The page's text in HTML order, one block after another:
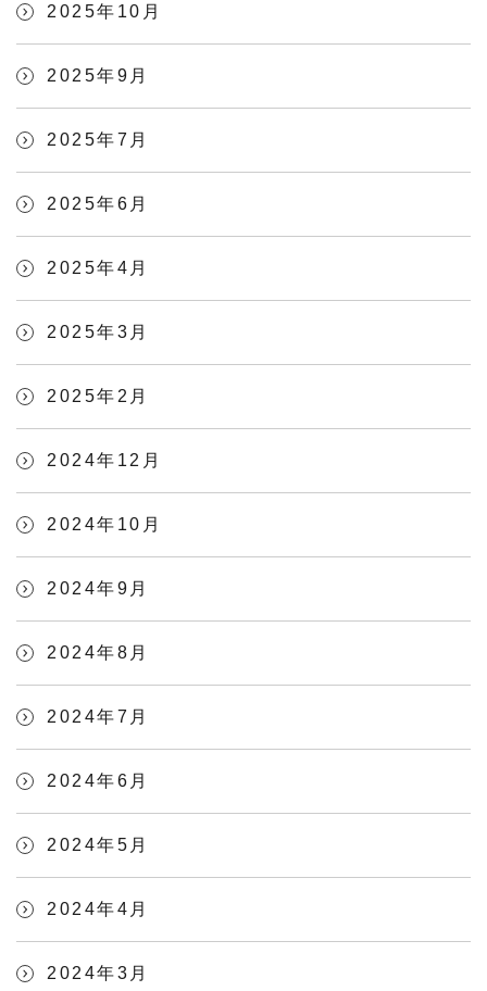
2025年10月
2025年9月
2025年7月
2025年6月
2025年4月
2025年3月
2025年2月
2024年12月
2024年10月
2024年9月
2024年8月
2024年7月
2024年6月
2024年5月
2024年4月
2024年3月